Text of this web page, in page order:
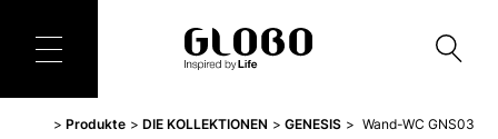
Produkte DIE KOLLEKTIONEN GENESIS Wand-WC GNS03